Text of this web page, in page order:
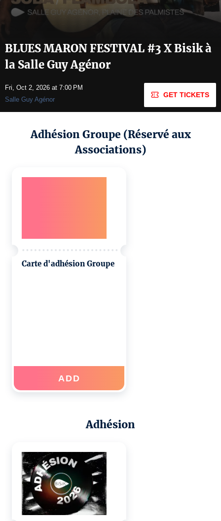
Adhésion Groupe (Réservé aux
Associations)
Carte d'adhésion Groupe
ADD
Adhésion
BLUES MARON FESTIVAL #3 X Bisik à
la Salle Guy Agénor
Fri, Oct 2, 2026 at 7:00 PM
Salle Guy Agénor
GET TICKETS